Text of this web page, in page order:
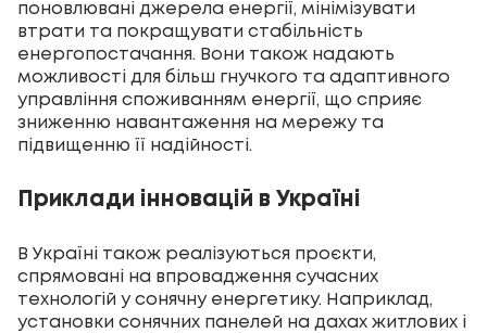
поновлювані джерела енергії, мінімізувати
втрати та покращувати стабільність
енергопостачання. Вони також надають
можливості для більш гнучкого та адаптивного
управління споживанням енергії, що сприяє
зниженню навантаження на мережу та
підвищенню її надійності.
Приклади інновацій в Україні
В Україні також реалізуються проєкти,
спрямовані на впровадження сучасних
технологій у сонячну енергетику. Наприклад,
установки сонячних панелей на дахах житлових і